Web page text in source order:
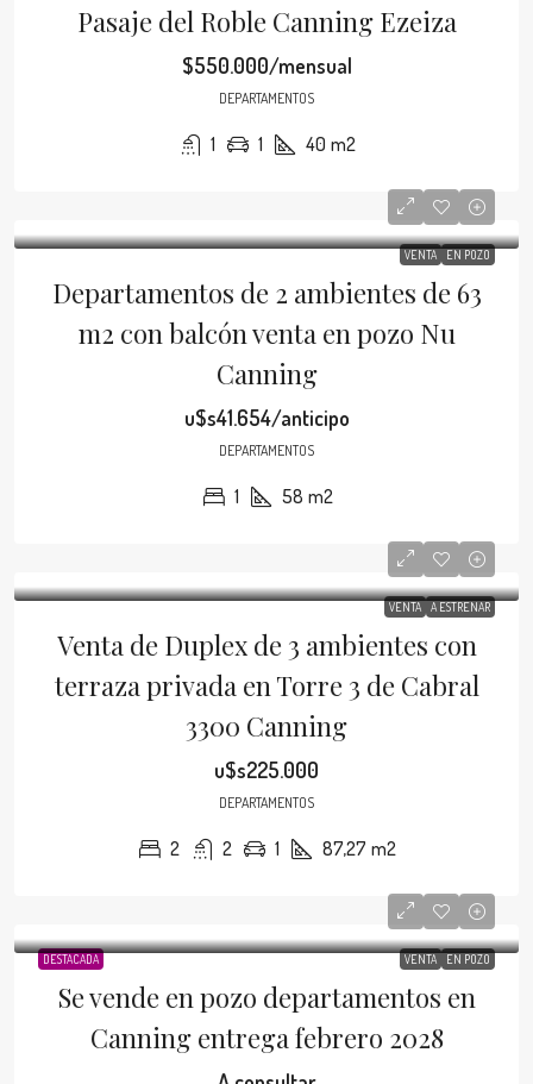
Pasaje del Roble Canning Ezeiza
$550.000/mensual
DEPARTAMENTOS
1 1 40 m2
VENTA EN POZO
Departamentos de 2 ambientes de 63
m2 con balcón venta en pozo Nu
Canning
u$s41.654/anticipo
DEPARTAMENTOS
1 58 m2
VENTA A ESTRENAR
Venta de Duplex de 3 ambientes con
terraza privada en Torre 3 de Cabral
3300 Canning
u$s225.000
DEPARTAMENTOS
2 2 1 87,27 m2
DESTACADA VENTA EN POZO
Se vende en pozo departamentos en
Canning entrega febrero 2028